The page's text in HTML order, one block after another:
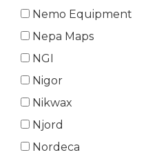
Nemo Equipment
Nepa Maps
NGI
Nigor
Nikwax
Njord
Nordeca